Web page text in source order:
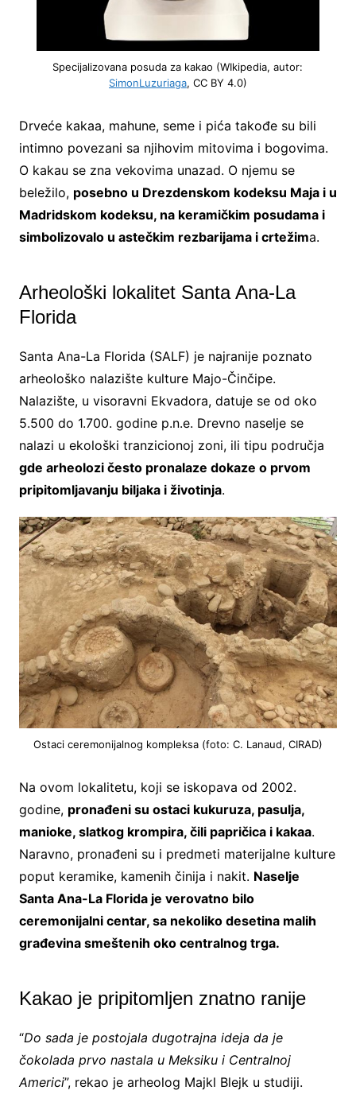
Specijalizovana posuda za kakao (WIkipedia, autor:
SimonLuzuriaga, CC BY 4.0)
Drveće kakaa, mahune, seme i pića takođe su bili
intimno povezani sa njihovim mitovima i bogovima.
O kakau se zna vekovima unazad. O njemu se
beležilo, posebno u Drezdenskom kodeksu Maja i u
Madridskom kodeksu, na keramičkim posudama i
simbolizovalo u astečkim rezbarijama i crtežima.
Arheološki lokalitet Santa Ana-La
Florida
Santa Ana-La Florida (SALF) je najranije poznato
arheološko nalazište kulture Majo-Činčipe.
Nalazište, u visoravni Ekvadora, datuje se od oko
5.500 do 1.700. godine p.n.e. Drevno naselje se
nalazi u ekološki tranzicionoj zoni, ili tipu područja
gde arheolozi često pronalaze dokaze o prvom
pripitomljavanju biljaka i životinja.
Ostaci ceremonijalnog kompleksa (foto: C. Lanaud, CIRAD)
Na ovom lokalitetu, koji se iskopava od 2002.
godine, pronađeni su ostaci kukuruza, pasulja,
manioke, slatkog krompira, čili papričica i kakaa.
Naravno, pronađeni su i predmeti materijalne kulture
poput keramike, kamenih činija i nakit. Naselje
Santa Ana-La Florida je verovatno bilo
ceremonijalni centar, sa nekoliko desetina malih
građevina smeštenih oko centralnog trga.
Kakao je pripitomljen znatno ranije
“Do sada je postojala dugotrajna ideja da je
čokolada prvo nastala u Meksiku i Centralnoj
Americi”, rekao je arheolog Majkl Blejk u studiji.